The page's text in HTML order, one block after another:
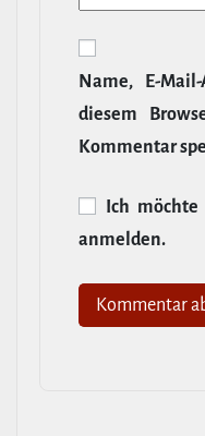
Name,
diesem
Kommentar
Ich
anmelden.